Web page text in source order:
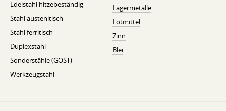
Edelstahl hitzebeständig
Stahl austenitisch
Stahl ferritisch
Duplexstahl
Sonderstähle (GOST)
Werkzeugstahl
Lagermetalle
Lötmittel
Zinn
Blei